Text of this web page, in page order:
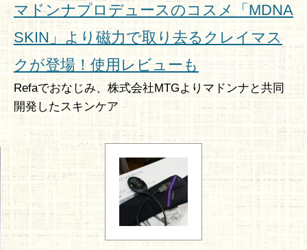
マドンナプロデュースのコスメ「MDNA
SKIN」より磁力で取り去るクレイマス
クが登場！使用レビューも
Refaでおなじみ、株式会社MTGよりマドンナと共同
開発したスキンケア